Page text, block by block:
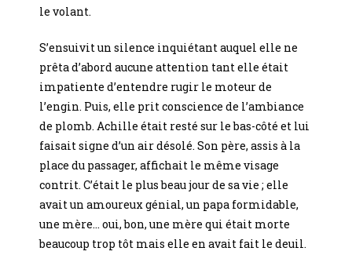
le volant.
S’ensuivit un silence inquiétant auquel elle ne
prêta d’abord aucune attention tant elle était
impatiente d’entendre rugir le moteur de
l’engin. Puis, elle prit conscience de l’ambiance
de plomb. Achille était resté sur le bas-côté et lui
faisait signe d’un air désolé. Son père, assis à la
place du passager, affichait le même visage
contrit. C’était le plus beau jour de sa vie ; elle
avait un amoureux génial, un papa formidable,
une mère… oui, bon, une mère qui était morte
beaucoup trop tôt mais elle en avait fait le deuil.